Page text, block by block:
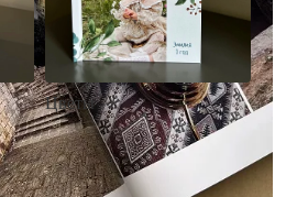
Цветы
• Декор цветы
• Выбор цвета фона
• Загрузка фото и текста